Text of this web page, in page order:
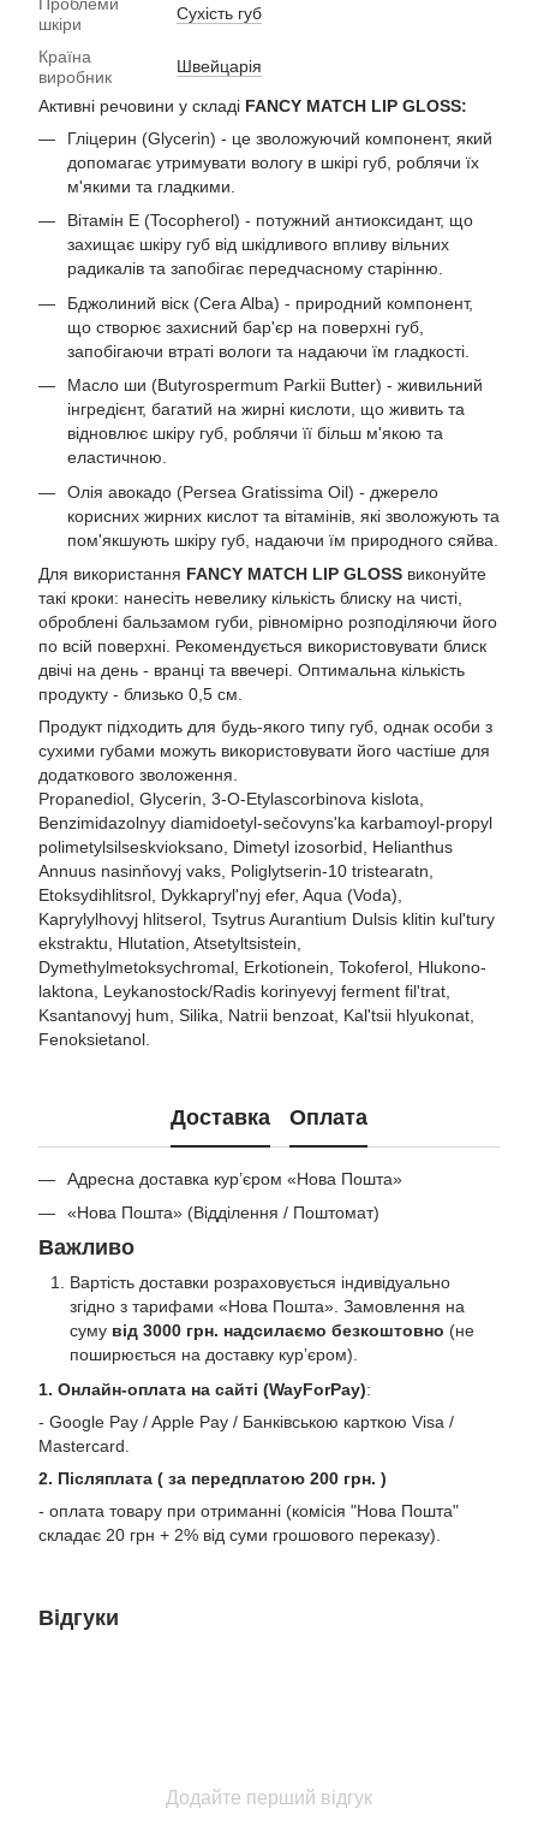
шкіри
Сухість губ
Країна
виробник
Швейцарія
Активні речовини у складі FANCY MATCH LIP GLOSS:
Гліцерин (Glycerin) - це зволожуючий компонент, який
допомагає утримувати вологу в шкірі губ, роблячи їх
м'якими та гладкими.
Вітамін Е (Tocopherol) - потужний антиоксидант, що
захищає шкіру губ від шкідливого впливу вільних
радикалів та запобігає передчасному старінню.
Бджолиний віск (Cera Alba) - природний компонент,
що створює захисний бар'єр на поверхні губ,
запобігаючи втраті вологи та надаючи їм гладкості.
Масло ши (Butyrospermum Parkii Butter) - живильний
інгредієнт, багатий на жирні кислоти, що живить та
відновлює шкіру губ, роблячи її більш м'якою та
еластичною.
Олія авокадо (Persea Gratissima Oil) - джерело
корисних жирних кислот та вітамінів, які зволожують та
пом'якшують шкіру губ, надаючи їм природного сяйва.
Для використання FANCY MATCH LIP GLOSS виконуйте
такі кроки: нанесіть невелику кількість блиску на чисті,
оброблені бальзамом губи, рівномірно розподіляючи його
по всій поверхні. Рекомендується використовувати блиск
двічі на день - вранці та ввечері. Оптимальна кількість
продукту - близько 0,5 см.
Продукт підходить для будь-якого типу губ, однак особи з
сухими губами можуть використовувати його частіше для
додаткового зволоження.
Propanediol, Glycerin, 3-O-Etylascorbinova kislota,
Benzimidazolnyy diamidoetyl-sečovyns'ka karbamoyl-propyl
polimetylsilseskvioksano, Dimetyl izosorbid, Helianthus
Annuus nasinňovyj vaks, Poliglytserin-10 tristearatn,
Etoksydihlitsrol, Dykkaprylʹnyj efer, Aqua (Voda),
Kaprylylhovyj hlitserol, Tsytrus Aurantium Dulsis klitin kulʹtury
ekstraktu, Hlutation, Atsetyltsistein,
Dymethylmetoksychromal, Erkotionein, Tokoferol, Hlukono-
laktona, Leykanostock/Radis korinyevyj ferment filʹtrat,
Ksantanovyj hum, Silika, Natrii benzoat, Kalʹtsii hlyukonat,
Fenoksietanol.
Доставка Оплата
Адресна доставка кур’єром «Нова Пошта»
«Нова Пошта» (Відділення / Поштомат)
Важливо
Вартість доставки розраховується індивідуально
згідно з тарифами «Нова Пошта». Замовлення на
суму від 3000 грн. надсилаємо безкоштовно (не
поширюється на доставку курʼєром).
1. Онлайн-оплата на сайті (WayForPay):
- Google Pay / Apple Pay / Банківською карткою Visa /
Mastercard.
2. Післяплата ( за передплатою 200 грн. )
- оплата товару при отриманні (комісія "Нова Пошта"
складає 20 грн + 2% від суми грошового переказу).
Відгуки
Додайте перший відгук